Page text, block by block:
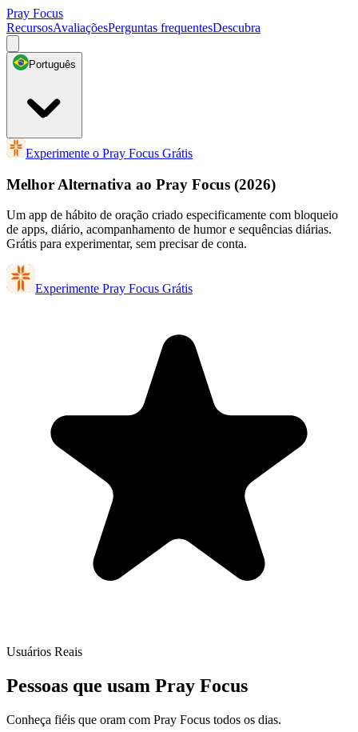
Pray Focus
RecursosAvaliaçõesPerguntas frequentesDescubra
Português
Experimente o Pray Focus Grátis
Melhor Alternativa ao Pray Focus (2026)
Um app de hábito de oração criado especificamente com bloqueio
de apps, diário, acompanhamento de humor e sequências diárias.
Grátis para experimentar, sem precisar de conta.
Experimente Pray Focus Grátis
Usuários Reais
Pessoas que usam Pray Focus
Conheça fiéis que oram com Pray Focus todos os dias.